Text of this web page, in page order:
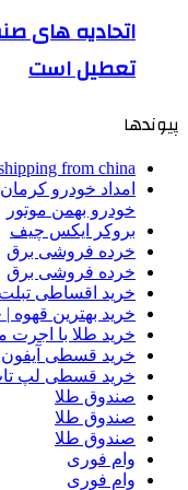
تعطیل است
پیوندها
from china
امداد خودرو
خودرو بهمن موتور
بروکر ایکس چیف
خرده فروشی برق
خرده فروشی برق
خرید اقساطی تبلت
خرید بهترین قهوه
خرید طلا با اجرت
خرید قسطی آیفون
خرید قسطی لپ
صندوق طلا
صندوق طلا
صندوق طلا
وام فوری
وام فوری